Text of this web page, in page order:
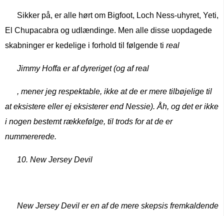
Sikker på, er alle hørt om Bigfoot, Loch Ness-uhyret, Yeti,
El Chupacabra og udlændinge. Men alle disse uopdagede
skabninger er kedelige i forhold til følgende ti real
Jimmy Hoffa er af dyreriget (og afreal
, mener jeg respektable, ikke at de er mere tilbøjelige til
at eksistere eller ej eksisterer end Nessie). Åh, og det er ikke
i nogen bestemt rækkefølge, til trods for at de er
nummererede.
10. New Jersey Devil
New Jersey Devil er en af ​​de mere skepsis fremkaldende